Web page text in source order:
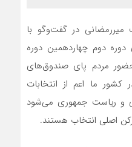
در گفت‌وگو با
دوم چهاردهمین دوره
مردم پای صندوق‌های
کشور ما اعم از انتخابات
و ریاست جمهوری می‌شود
اصلی انتخاب هستند.